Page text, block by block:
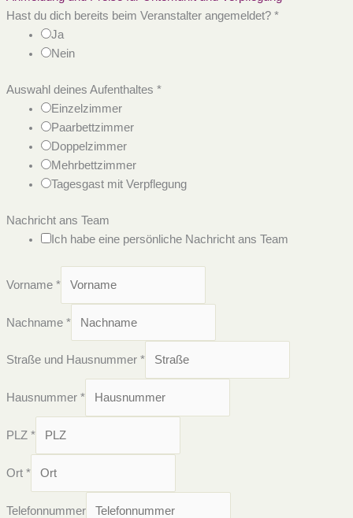
Hast du dich bereits beim Veranstalter angemeldet? *
Ja
Nein
Auswahl deines Aufenthaltes *
Einzelzimmer
Paarbettzimmer
Doppelzimmer
Mehrbettzimmer
Tagesgast mit Verpflegung
Nachricht ans Team
Ich habe eine persönliche Nachricht ans Team
Vorname *
Nachname *
Straße und Hausnummer *
Hausnummer *
PLZ *
Ort *
Telefonnummer